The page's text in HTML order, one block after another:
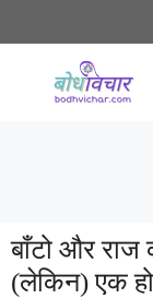
to
बाँटो और
(लेकिन) एक